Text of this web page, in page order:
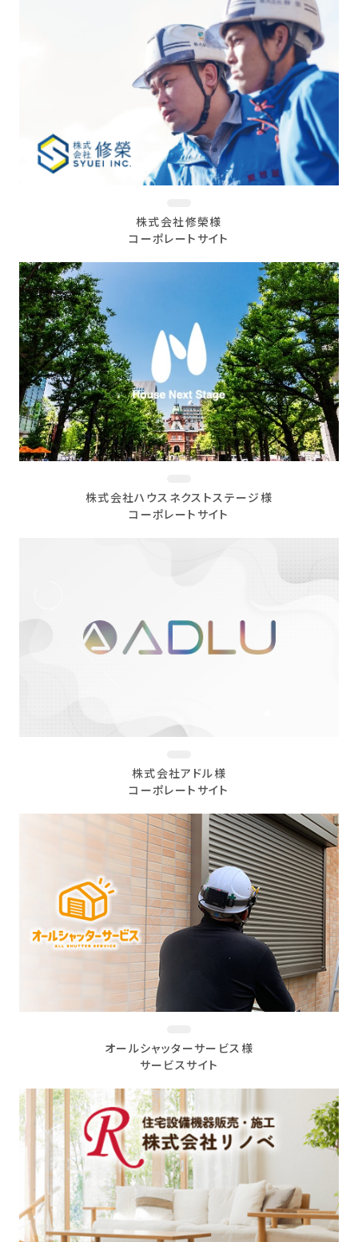
株式会社修榮様
コーポレートサイト
株式会社ハウスネクストステージ様
コーポレートサイト
株式会社アドル様
コーポレートサイト
オールシャッターサービス様
サービスサイト